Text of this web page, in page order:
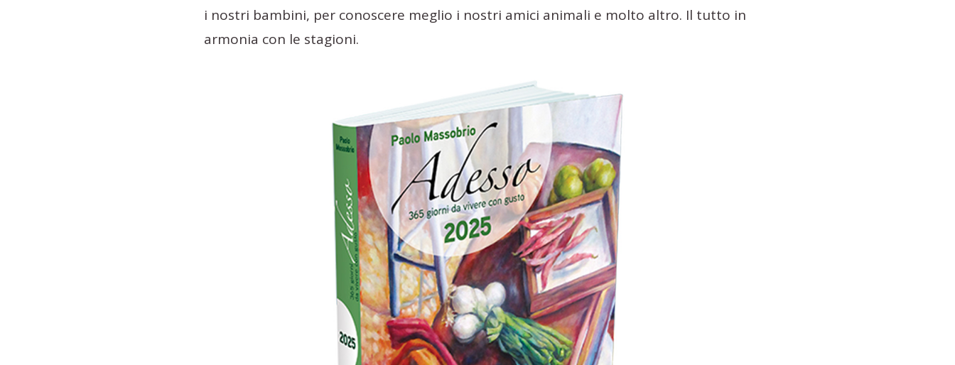
i nostri bambini, per conoscere meglio i nostri amici animali e molto altro. Il tutto in
armonia con le stagioni.